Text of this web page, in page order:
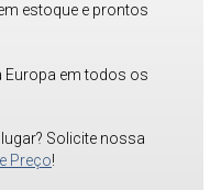
estoque e prontos
Europa em todos os
Solicite nossa
Preço!